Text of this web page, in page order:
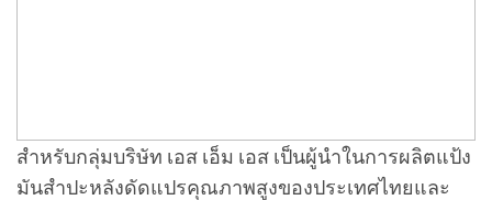
สำหรับกลุ่มบริษัท เอส เอ็ม เอส เป็นผู้นำในการผลิตแป้ง
มันสำปะหลังดัดแปรคุณภาพสูงของประเทศไทยและ